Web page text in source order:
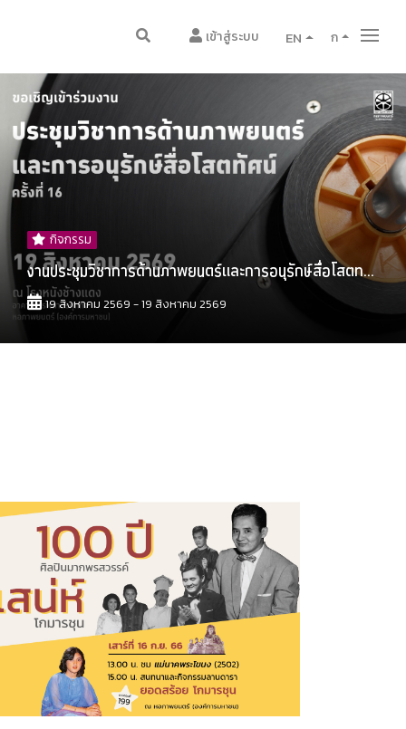
เข้าสู่ระบบ EN ก
กิจกรรม
งานประชุมวิชาการด้านภาพยนตร์และการอนุรักษ์สื่อโสตท...
19 สิงหาคม 2569 - 19 สิงหาคม 2569